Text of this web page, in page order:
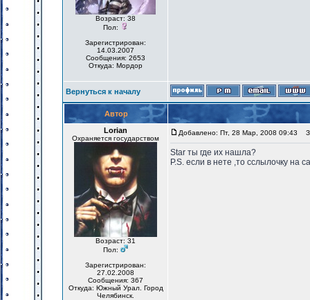
Возраст: 38
Пол:
Зарегистрирован:
14.03.2007
Сообщения: 2653
Откуда: Мордор
Вернуться к началу
Автор
Lorian
Охраняется государством
Возраст: 31
Пол:
Зарегистрирован:
27.02.2008
Сообщения: 367
Откуда: Южный Урал. Город
Челябинск.
Добавлено: Пт, 28 Мар, 2008 09:43
Star ты где их нашла?
P.S. если в нете ,то сслылочку на